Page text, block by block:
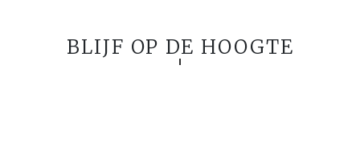
BLIJF OP DE HOOGTE